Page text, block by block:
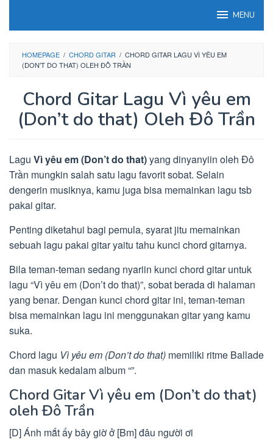
MENU
HOMEPAGE / CHORD GITAR / CHORD GITAR LAGU VÌ YÊU EM
(DON'T DO THAT) OLEH ĐÔ TRẦN
Chord Gitar Lagu Vì yêu em
(Don’t do that) Oleh Đô Trần
Lagu Vì yêu em (Don’t do that)yang dinyanyiin oleh Đô
Trần mungkin salah satu lagu favorit sobat. Selain
dengerin musiknya, kamu juga bisa memainkan lagu tsb
pakai gitar.
Penting diketahui bagi pemula, syarat jitu memainkan
sebuah lagu pakai gitar yaitu tahu kunci chord gitarnya.
Bila teman-teman sedang nyariin kunci chord gitar untuk
lagu “Vì yêu em (Don’t do that)”, sobat berada di halaman
yang benar. Dengan kunci chord gitar ini, teman-teman
bisa memainkan lagu ini menggunakan gitar yang kamu
suka.
Chord lagu Vì yêu em (Don’t do that) memiliki ritme Ballade
dan masuk kedalam album “”.
Chord Gitar Vì yêu em (Don’t do that)
oleh Đô Trần
[D] Ánh mắt ấy bây giờ ở [Bm] đâu người ơi